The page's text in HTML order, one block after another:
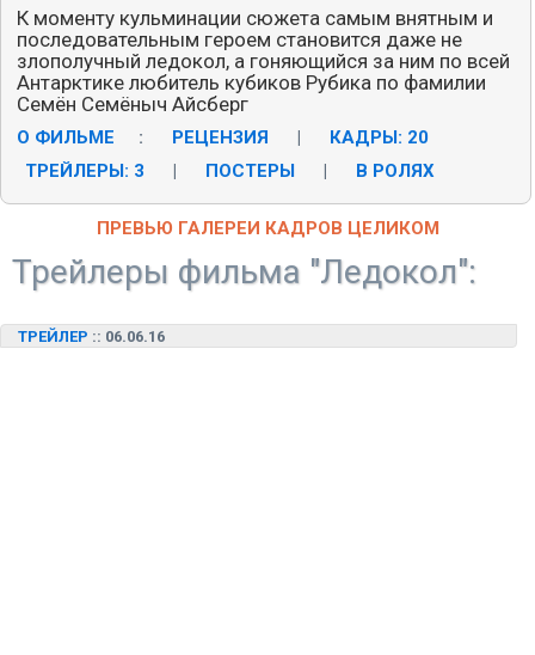
К моменту кульминации сюжета самым внятным и
последовательным героем становится даже не
злополучный ледокол, а гоняющийся за ним по всей
Антарктике любитель кубиков Рубика по фамилии
Семён Семёныч Айсберг
О ФИЛЬМЕ : РЕЦЕНЗИЯ
КАДРЫ: 20
ТРЕЙЛЕРЫ: 3 ПОСТЕРЫ В РОЛЯХ
ПРЕВЬЮ ГАЛЕРЕИ КАДРОВ ЦЕЛИКОМ
Трейлеры фильма "Ледокол":
ТРЕЙЛЕР :: 06.06.16